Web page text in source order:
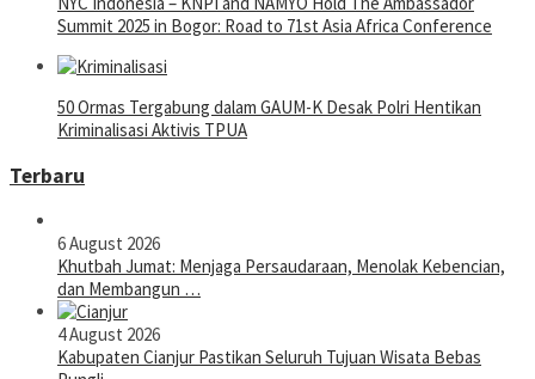
Summit 2025 in Bogor: Road to 71st Asia Africa Conference
50 Ormas Tergabung dalam GAUM-K Desak Polri Hentikan
Kriminalisasi Aktivis TPUA
Terbaru
6 August 2026
Khutbah Jumat: Menjaga Persaudaraan, Menolak Kebencian,
dan Membangun …
4 August 2026
Kabupaten Cianjur Pastikan Seluruh Tujuan Wisata Bebas